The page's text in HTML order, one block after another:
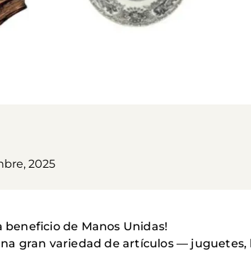
2025
beneficio de Manos Unidas!
gran variedad de artículos —